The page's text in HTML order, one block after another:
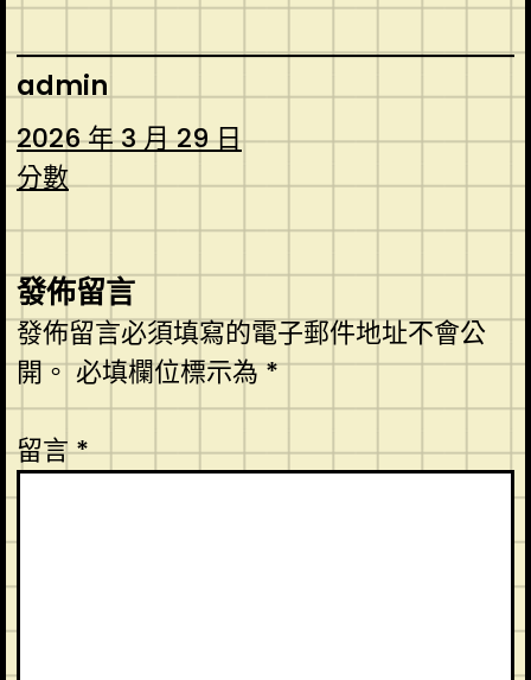
admin
2026 年 3 月 29 日
分數
發佈留言
發佈留言必須填寫的電子郵件地址不會公
開。必填欄位標示為*
留言*